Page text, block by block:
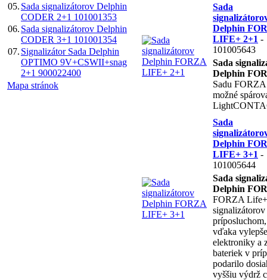
05. Sada signalizátorov Delphin
CODER 2+1 101001353
06. Sada signalizátorov Delphin
CODER 3+1 101001354
07. Signalizátor Sada Delphin
OPTIMO 9V+CSWII+snag
2+1 900022400
Mapa stránok
Sada
Delphin
LIFE+ 2+1 -
101005643
Sada
Delphin
Sadu
možné
Sada
Delphin
LIFE+ 3+1 -
101005644
Sada
Delphin
FORZA Life+
signalizátorov
vďaka
elektroniky a
bateriek v
podarilo
vyššiu výdrž